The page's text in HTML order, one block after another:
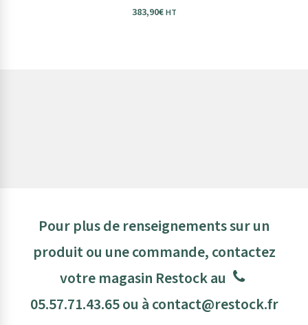
383,90€ HT
Pour plus de renseignements sur un
produit ou une commande, contactez
votre magasin Restock au
05.57.71.43.65ou àcontact@restock.fr